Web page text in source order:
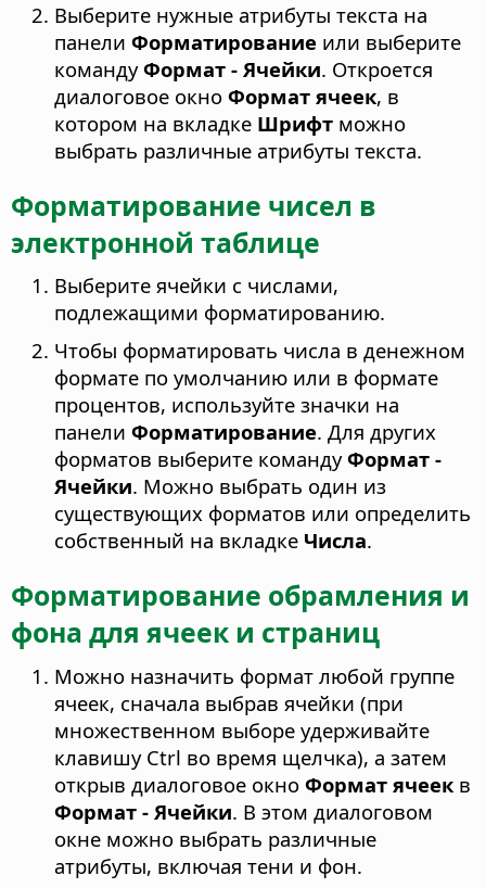
Выберите нужные атрибуты текста на
панели Форматирование или выберите
командуФормат - Ячейки. Откроется
диалоговое окно Формат ячеек, в
котором на вкладке Шрифт можно
выбрать различные атрибуты текста.
Форматирование чисел в
электронной таблице
Выберите ячейки с числами,
подлежащими форматированию.
Чтобы форматировать числа в денежном
формате по умолчанию или в формате
процентов, используйте значки на
панели Форматирование. Для других
форматов выберите командуФормат -
Ячейки. Можно выбрать один из
существующих форматов или определить
собственный на вкладке Числа.
Форматирование обрамления и
фона для ячеек и страниц
Можно назначить формат любой группе
ячеек, сначала выбрав ячейки (при
множественном выборе удерживайте
клавишу Ctrl во время щелчка), а затем
открыв диалоговое окно Формат ячеек в
Формат - Ячейки. В этом диалоговом
окне можно выбрать различные
атрибуты, включая тени и фон.